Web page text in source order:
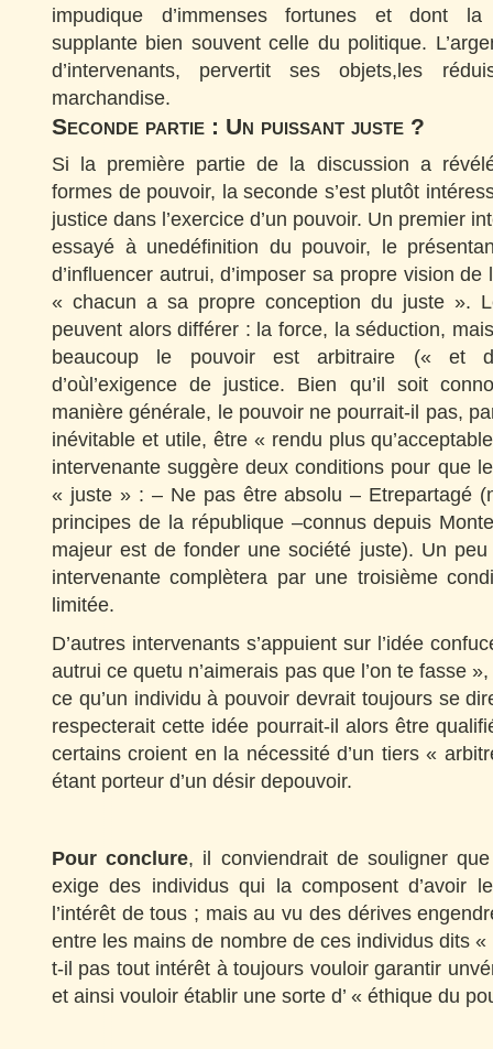
impudique d’immenses fortunes et dont la
supplante bien souvent celle du politique.
d’intervenants, pervertit ses objets,les
marchandise.
Seconde partie : Un puissant juste ?
Si la première partie de la discussion a
formes de pouvoir, la seconde s’est plutôt
justice dans l’exercice d’un pouvoir. Un premier
essayé à unedéfinition du pouvoir, le
d’influencer autrui, d’imposer sa propre vision
« chacun a sa propre conception du juste ».
peuvent alors différer : la force, la séduction,
beaucoup le pouvoir est arbitraire (« et
d’oùl’exigence de justice. Bien qu’il soit
manière générale, le pouvoir ne pourrait-il pas,
inévitable et utile, être « rendu plus
intervenante suggère deux conditions pour que
« juste » : – Ne pas être absolu – Etrepartagé
principes de la république –connus depuis
majeur est de fonder une société juste). Un
intervenante complètera par une troisième
limitée.
D’autres intervenants s’appuient sur l’idée
autrui ce quetu n’aimerais pas que l’on te fasse
ce qu’un individu à pouvoir devrait toujours se
respecterait cette idée pourrait-il alors être
certains croient en la nécessité d’un tiers «
étant porteur d’un désir depouvoir.
Pour conclure, il conviendrait de souligner
exige des individus qui la composent d’avoir
l’intérêt de tous ; mais au vu des dérives
entre les mains de nombre de ces individus dits «
t-il pas tout intérêt à toujours vouloir garantir
et ainsi vouloir établir une sorte d’ « éthique du